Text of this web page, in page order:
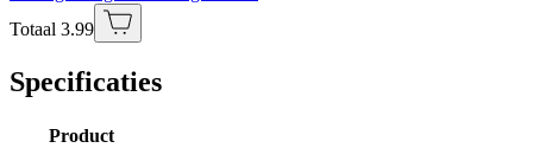
Totaal 3.99
Specificaties
Product